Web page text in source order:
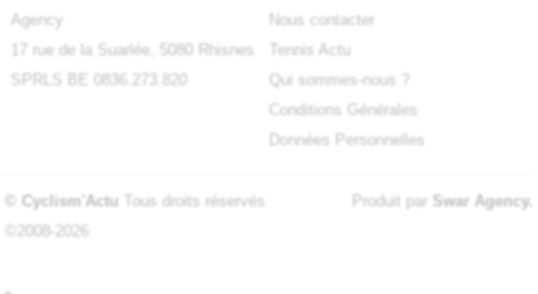
Agency
17 rue de la Suarlée, 5080 Rhisnes
SPRLS BE 0836.273.820
Nous contacter
Tennis Actu
Qui sommes-nous ?
Conditions Générales
Données Personnelles
© Cyclism'Actu Tous droits réservés
©2008-2026
Produit par Swar Agency.